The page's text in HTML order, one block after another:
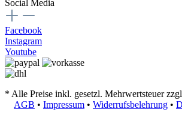
Social Media
Facebook
Instagram
Youtube
* Alle Preise inkl. gesetzl. Mehrwertsteuer
AGB • Impressum • Widerrufsbelehrung •